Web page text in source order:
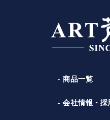
商品一覧
会社情報・採